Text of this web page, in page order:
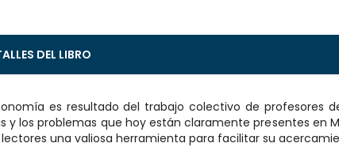
DEL LIBRO
es resultado del trabajo colectivo de profesores
y los problemas que hoy están claramente presentes en
una valiosa herramienta para facilitar su